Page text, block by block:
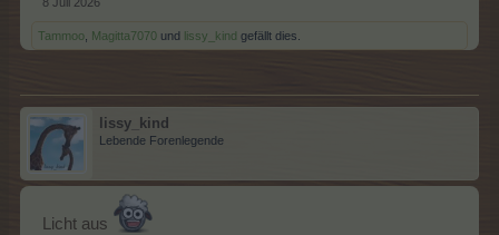
Tammoo Magitta7070 und lissy_kind gefällt dies.
lissy_kind
Lebende Forenlegende
Licht aus